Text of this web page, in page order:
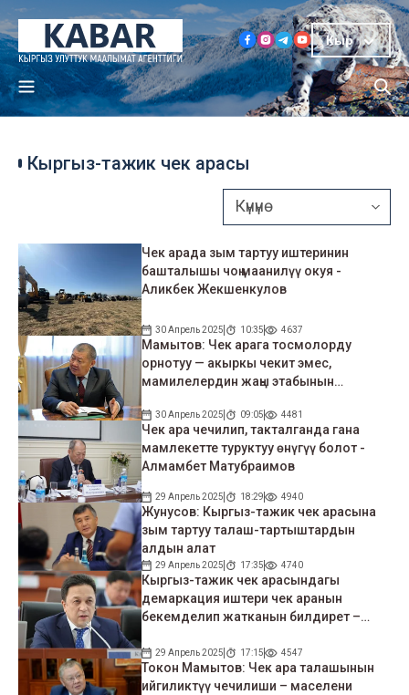
Кыр
Кыргыз-тажик чек арасы
Чек арада зым тартуу иштеринин
башталышы чоң маанилүү окуя -
Аликбек Жекшенкулов
30 Апрель 2025 10:35 4637
Мамытов: Чек арага тосмолорду
орнотуу — акыркы чекит эмес,
мамилелердин жаңы этабынын
30 Апрель 2025 09:05 4481
Чек ара чечилип, такталганда гана
мамлекетте туруктуу өнүгүү болот -
Алмамбет Матубраимов
29 Апрель 2025 18:29 4940
Жунусов: Кыргыз-тажик чек арасына
зым тартуу талаш-тартыштардын
алдын алат
29 Апрель 2025 17:35 4740
Кыргыз-тажик чек арасындагы
демаркация иштери чек аранын
бекемделип жатканын билдирет –
29 Апрель 2025 17:15 4547
Токон Мамытов: Чек ара талашынын
ийгиликтүү чечилиши – маселени